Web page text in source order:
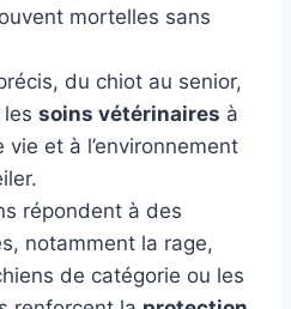
mortelles sans
du chiot au senior,
les soins vétérinaires à
vie et à l’environnement
répondent à des
notamment la rage,
de catégorie ou les